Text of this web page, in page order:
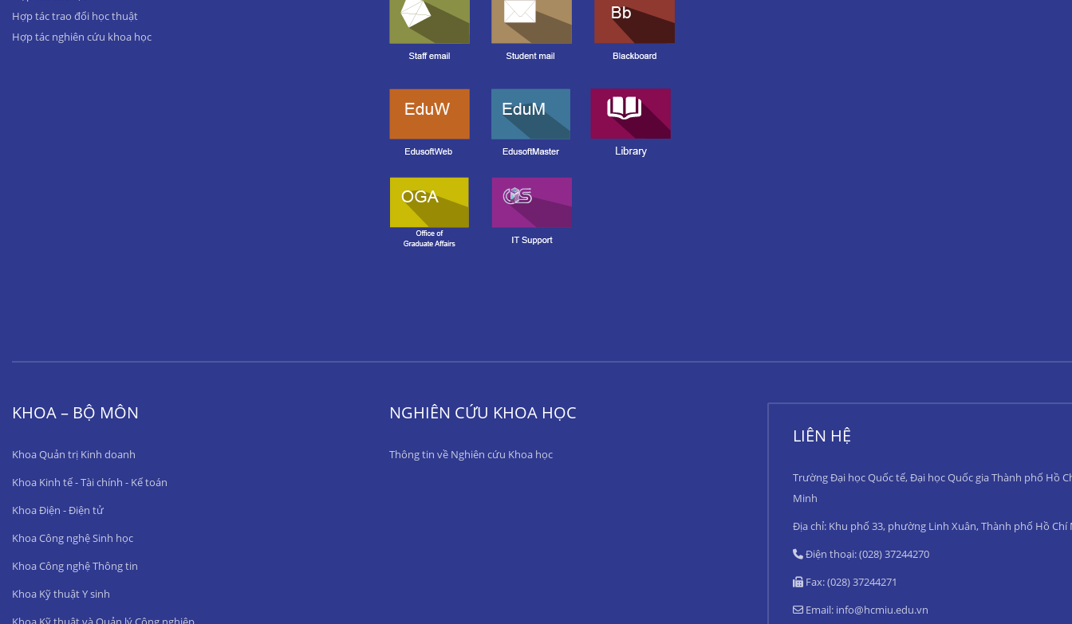
Hợp tác trao đổi học thuật
Hợp tác nghiên cứu khoa học
KHOA – BỘ MÔN
Khoa Quản trị Kinh doanh
Khoa Kinh tế - Tài chính - Kế toán
Khoa Điện - Điện tử
Khoa Công nghệ Sinh học
Khoa Công nghệ Thông tin
Khoa Kỹ thuật Y sinh
NGHIÊN CỨU KHOA HỌC
Thông tin về Nghiên cứu Khoa học
LIÊN HỆ
Trường Đại học Quốc tế, Đại học Quốc gia Thành phố Hồ
Minh
Địa chỉ: Khu phố 33, phường Linh Xuân, Thành phố Hồ Chí
Điện thoại: (028) 37244270
Fax: (028) 37244271
Email: info@hcmiu.edu.vn